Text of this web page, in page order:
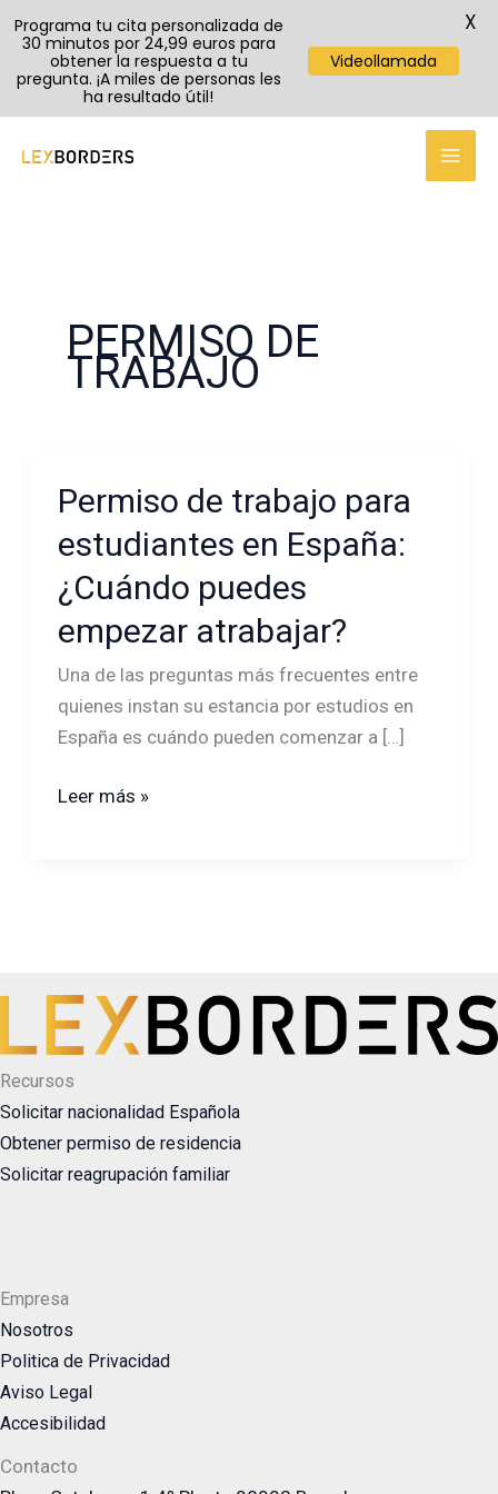
PERMISO DE
TRABAJO
Permiso de trabajo para
estudiantes en España:
¿Cuándo puedes
empezar atrabajar?
Una de las preguntas más frecuentes entre
quienes instan su estancia por estudios en
España es cuándo pueden comenzar a […]
Permiso
trabajo
para
en
España:
¿Cuándo
puedes
atrabajar?
Leer más »
Recursos
Solicitar nacionalidad Española
Obtener permiso de residencia
Solicitar reagrupación familiar
Empresa
Nosotros
Politica de Privacidad
Aviso Legal
Accesibilidad
Contacto
Programa tu cita personalizada de
30 minutos por 24,99 euros para
obtener la respuesta a tu
pregunta. ¡A miles de personas les
ha resultado útil!
Videollamada
X